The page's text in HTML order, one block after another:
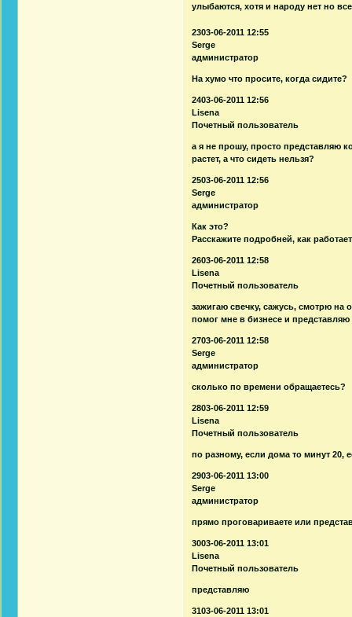
улыбаются, хотя и народу нет но
2303-06-2011 12:55
Serge
администратор
На хумо что просите, когда сидите?
2403-06-2011 12:56
Lisena
Почетный пользователь
а я не прошу, просто представляю
растет, а что сидеть нельзя?
2503-06-2011 12:56
Serge
администратор
Как это?
Расскажите подробней, как
2603-06-2011 12:58
Lisena
Почетный пользователь
зажигаю свечку, сажусь, смотрю на
помог мне в бизнесе и
2703-06-2011 12:58
Serge
администратор
сколько по времени обращаетесь?
2803-06-2011 12:59
Lisena
Почетный пользователь
по разному, если дома то минут 20,
2903-06-2011 13:00
Serge
администратор
прямо проговариваете или
3003-06-2011 13:01
Lisena
Почетный пользователь
представляю
3103-06-2011 13:01